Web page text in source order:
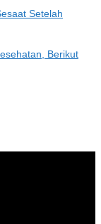
Setelah
Berikut